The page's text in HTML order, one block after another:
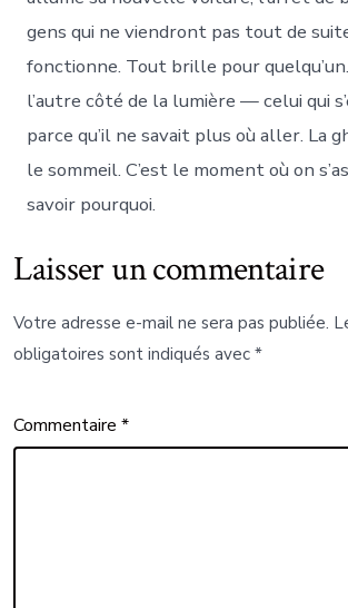
gens qui ne viendront pas tout de
fonctionne. Tout brille pour
l’autre côté de la lumière — celui qui
parce qu’il ne savait plus où aller. La
le sommeil. C’est le moment où on
savoir pourquoi.
Laisser un commentaire
Votre adresse e-mail ne sera pas publiée.
obligatoires sont indiqués avec*
Commentaire*